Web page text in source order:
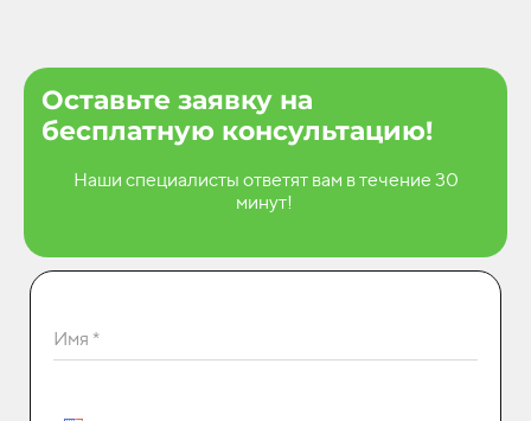
Оставьте заявку на
бесплатную консультацию!
Наши специалисты ответят вам в течение 30
минут!
Имя *